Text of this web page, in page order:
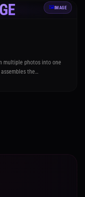
🖼️IMAGE
multiple photos into one
the